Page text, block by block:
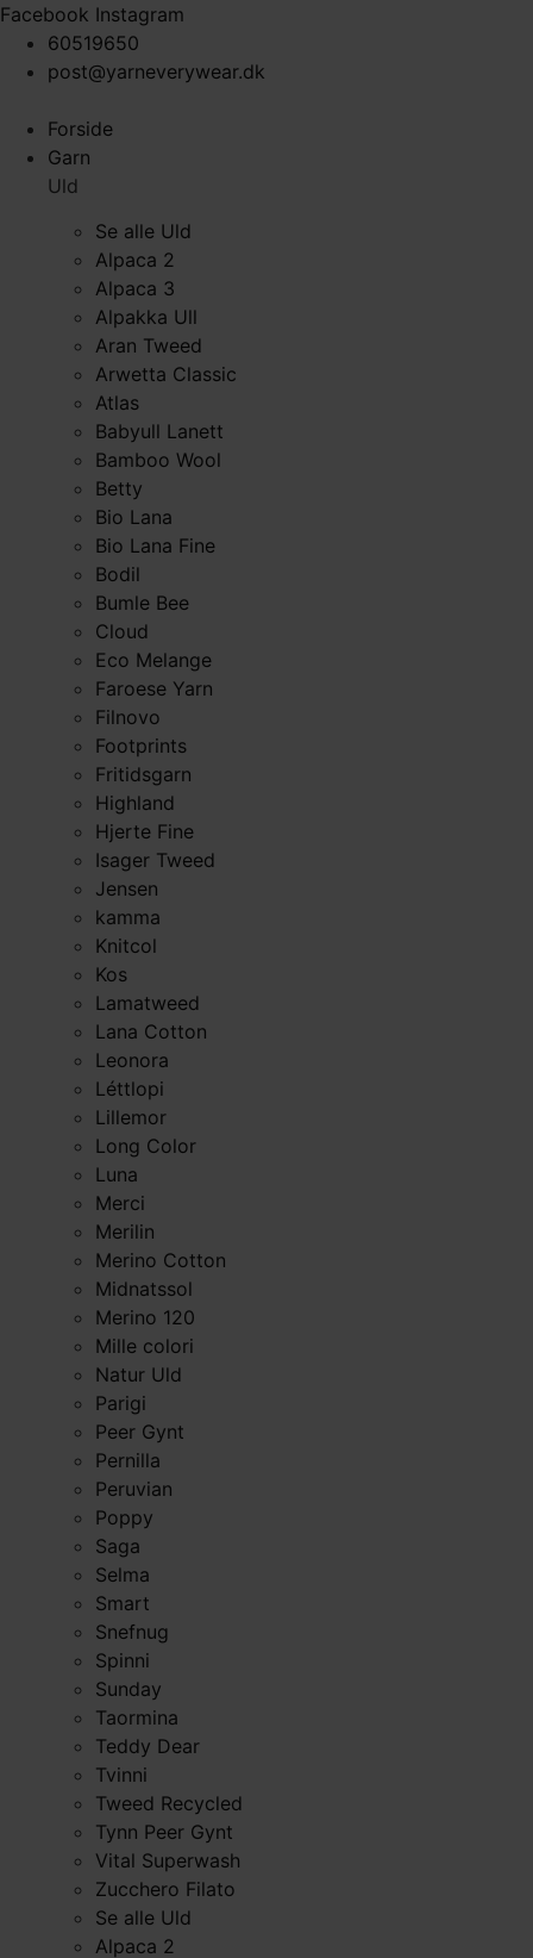
Videre
indhold
Facebook Instagram
60519650
post@yarneverywear.dk
Forside
Garn
Uld
Se alle Uld
Alpaca 2
Alpaca 3
Alpakka Ull
Aran Tweed
Arwetta Classic
Atlas
Babyull Lanett
Bamboo Wool
Betty
Bio Lana
Bio Lana Fine
Bodil
Bumle Bee
Cloud
Eco Melange
Faroese Yarn
Filnovo
Footprints
Fritidsgarn
Highland
Hjerte Fine
Isager Tweed
Jensen
kamma
Knitcol
Kos
Lamatweed
Lana Cotton
Leonora
Léttlopi
Lillemor
Long Color
Luna
Merci
Merilin
Merino Cotton
Midnatssol
Merino 120
Mille colori
Natur Uld
Parigi
Peer Gynt
Pernilla
Peruvian
Poppy
Saga
Selma
Smart
Snefnug
Spinni
Sunday
Taormina
Teddy Dear
Tvinni
Tweed Recycled
Tynn Peer Gynt
Vital Superwash
Zucchero Filato
Se alle Uld
Alpaca 2